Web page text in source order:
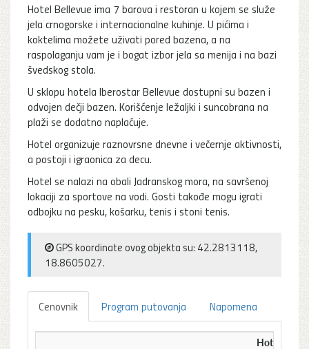
Hotel Bellevue ima 7 barova i restoran u kojem se služe
jela crnogorske i internacionalne kuhinje. U pićima i
koktelima možete uživati pored bazena, a na
raspolaganju vam je i bogat izbor jela sa menija i na bazi
švedskog stola.
U sklopu hotela Iberostar Bellevue dostupni su bazen i
odvojen dečji bazen. Korišćenje ležaljki i suncobrana na
plaži se dodatno naplaćuje.
Hotel organizuje raznovrsne dnevne i večernje aktivnosti,
a postoji i igraonica za decu.
Hotel se nalazi na obali Jadranskog mora, na savršenoj
lokaciji za sportove na vodi. Gosti takođe mogu igrati
odbojku na pesku, košarku, tenis i stoni tenis.
GPS koordinate ovog objekta su: 42.2813118,
18.8605027.
Cenovnik Program putovanja Napomena
Hotel